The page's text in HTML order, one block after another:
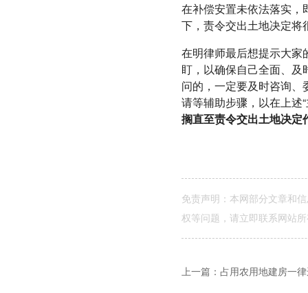
在补偿安置未依法落实，
下，责令交出土地决定将
在明律师最后想提示大
盯，以确保自己全面、
问的，一定要及时咨询
请等辅助步骤，以在上述
搁直至责令交出土地决定
免责声明：本网部分文章和
权等问题，请立即联系网站
上一篇：占用农用地建房一